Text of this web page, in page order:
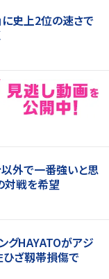
に史上2位の速さで
以外で一番強いと思
対戦を希望
グHAYATOがアジ
ひざ靱帯損傷で